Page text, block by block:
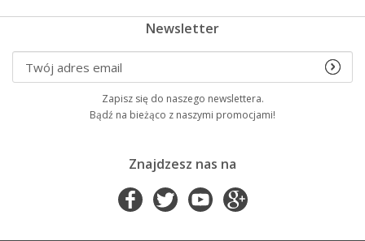
Newsletter
Zapisz się do naszego newslettera.
Bądź na bieżąco z naszymi promocjami!
Znajdzesz nas na